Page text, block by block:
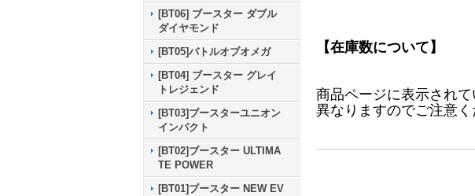
[BT06] ブースター ダブル
ダイヤモンド
[BT05]バトルオブオメガ
[BT04] ブースター グレイ
トレジェンド
[BT03]ブースターユニオン
インパクト
[BT02]ブースター ULTIMA
TE POWER
[BT01]ブースター NEW EV
【在庫数について】
商品ページに表示され
異なりますのでご注意く